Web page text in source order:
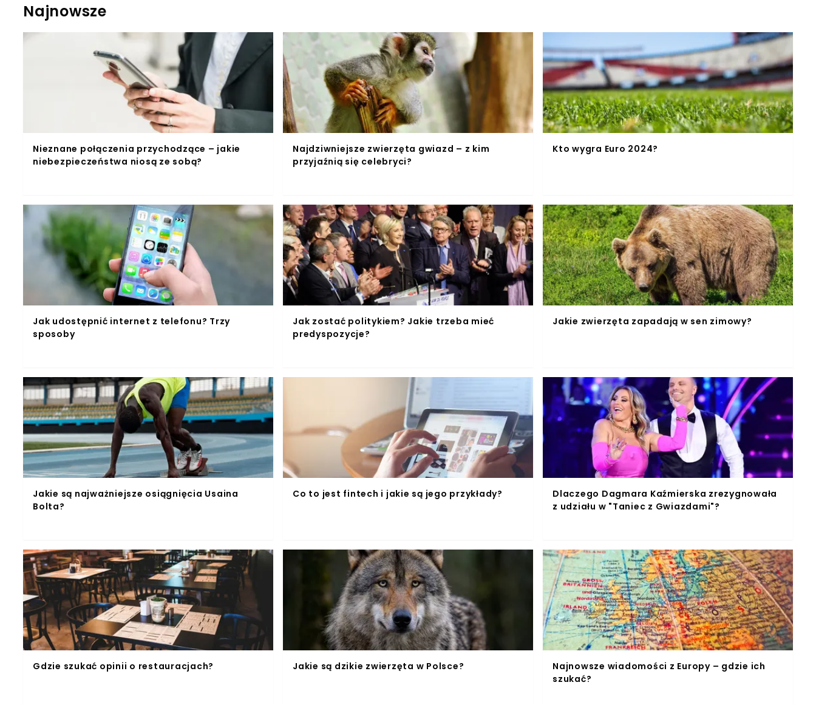
Najnowsze
Nieznane połączenia przychodzące – jakie
niebezpieczeństwa niosą ze sobą?
Najdziwniejsze zwierzęta gwiazd – z kim
przyjaźnią się celebryci?
Kto wygra Euro 2024?
Jak udostępnić internet z telefonu? Trzy
sposoby
Jak zostać politykiem? Jakie trzeba mieć
predyspozycje?
Jakie zwierzęta zapadają w sen zimowy?
Jakie są najważniejsze osiągnięcia Usaina
Bolta?
Co to jest fintech i jakie są jego przykłady?
Dlaczego Dagmara Kaźmierska zrezygnowała
z udziału w "Taniec z Gwiazdami"?
Gdzie szukać opinii o restauracjach? Jakie są dzikie zwierzęta w Polsce?
Najnowsze wiadomości z Europy – gdzie ich
szukać?